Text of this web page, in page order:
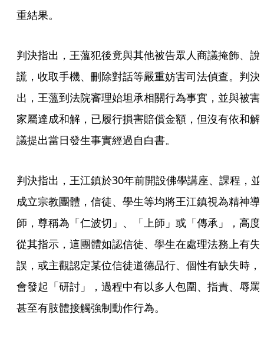
重結果。
判決指出，王薀犯後竟與其他被告眾人商議掩飾、說
謊，收取手機、刪除對話等嚴重妨害司法偵查。判決
出，王薀到法院審理始坦承相關行為事實，並與被害
家屬達成和解，已履行損害賠償金額，但沒有依和解
議提出當日發生事實經過自白書。
判決指出，王江鎮於30年前開設佛學講座、課程，並
成立宗教團體，信徒、學生等均將王江鎮視為精神導
師，尊稱為「仁波切」、「上師」或「傳承」，高度
從其指示，這團體如認信徒、學生在處理法務上有失
誤，或主觀認定某位信徒道德品行、個性有缺失時，
會發起「研討」，過程中有以多人包圍、指責、辱罵
甚至有肢體接觸強制動作行為。